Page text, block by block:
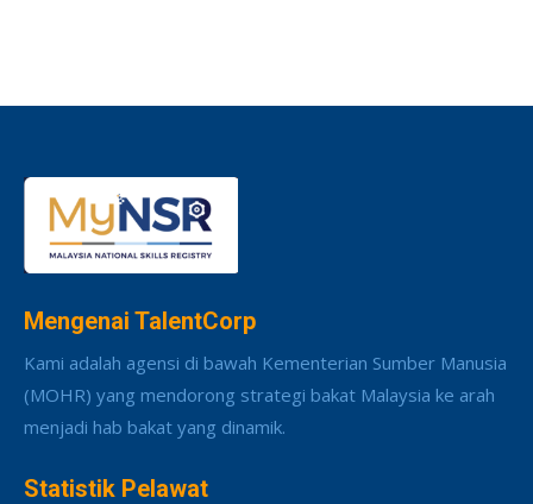
Mengenai TalentCorp
Kami adalah agensi di bawah Kementerian Sumber Manusia
(MOHR) yang mendorong strategi bakat Malaysia ke arah
menjadi hab bakat yang dinamik.
Statistik Pelawat